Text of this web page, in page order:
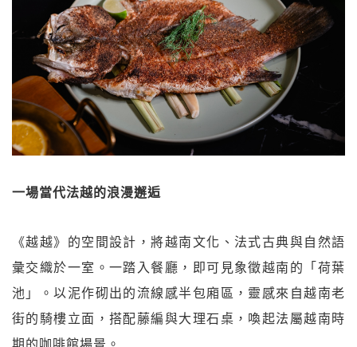
一場當代法越的浪漫邂逅
《越越》的空間設計，將越南文化、法式古典與自然語
彙交織於一室。一踏入餐廳，即可見象徵越南的「荷葉
池」。以泥作砌出的流線感半包廂區，靈感來自越南老
街的騎樓立面，搭配藤編與大理石桌，喚起法屬越南時
期的咖啡館場景。